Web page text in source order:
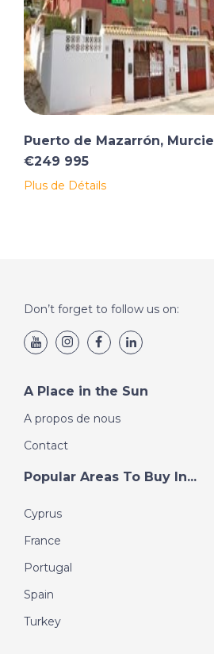
Puerto de Mazarrón, Murcie
€249 995
Plus de Détails
Don’t forget to follow us on:
A Place in the Sun
A propos de nous
Contact
Popular Areas To Buy In...
Cyprus
France
Portugal
Spain
Turkey